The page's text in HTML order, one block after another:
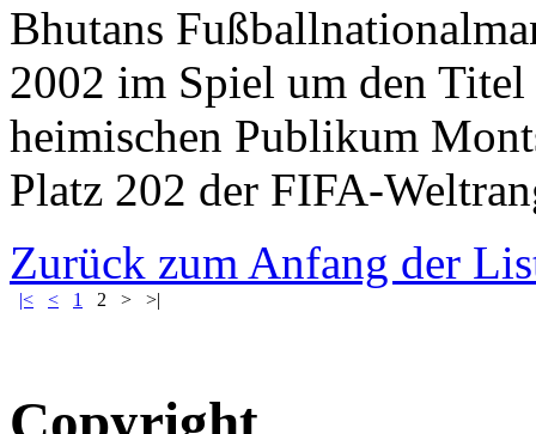
Bhutans
2002 im Spiel um den
heimischen Publikum
Platz 202 der FIFA-
Zurück zum Anfang der
|< < 1 2 > >|